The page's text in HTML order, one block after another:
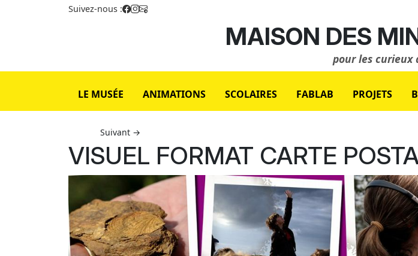
Suivez-nous :
MAISON DES
pour les curieux
LE MUSÉE ANIMATIONS SCOLAIRES FABLAB PROJETS
Suivant →
VISUEL FORMAT CARTE